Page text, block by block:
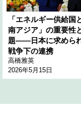
「エネルギー供給国
南アジア」の重要性
題――日本に求めら
戦争下の連携
高橋雅英
2026年5月15日